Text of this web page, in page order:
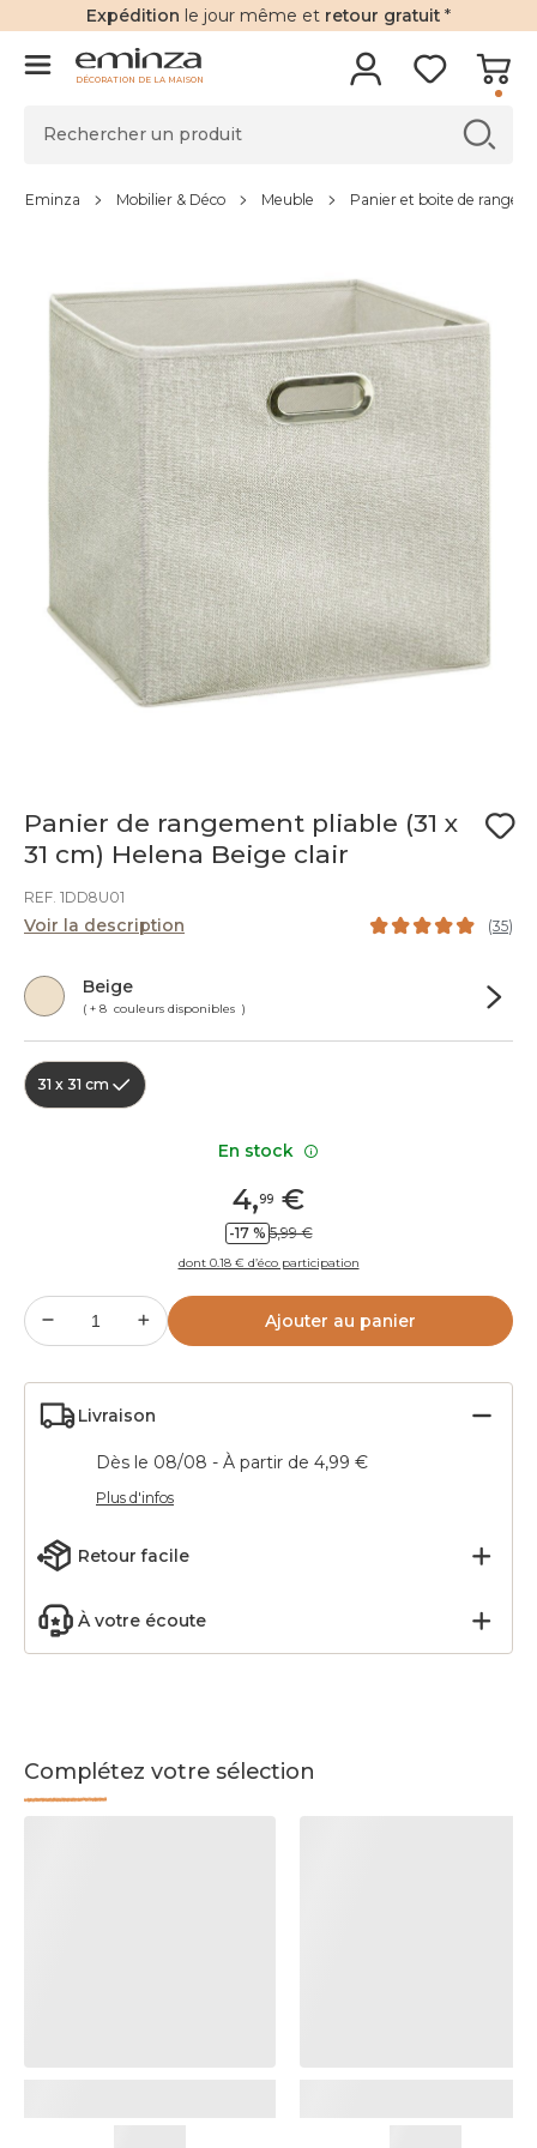
Expédition le jour même et retour gratuit *
DÉCORATION DE LA MAISON
Eminza Mobilier & Déco Meuble Panier et boite de
Panier de rangement pliable (31 x
31 cm) Helena Beige clair
REF. 1DD8U01
Voir la description (35)
Beige
( + 8 couleurs disponibles )
31 x 31 cm
4,99 €
-17 % 5,99 €
dont 0.18 € d’éco participation
Ajouter au panier
Livraison
Dès le 08/08 - À partir de 4,99 €
Plus d'infos
Retour facile
À votre écoute
Complétez votre sélection